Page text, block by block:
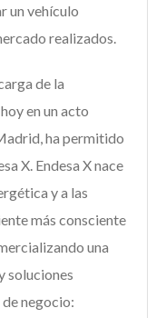
un vehículo
realizados.
de la
en un acto
ha permitido
X. Endesa X nace
y a las
más consciente
una
soluciones
negocio: